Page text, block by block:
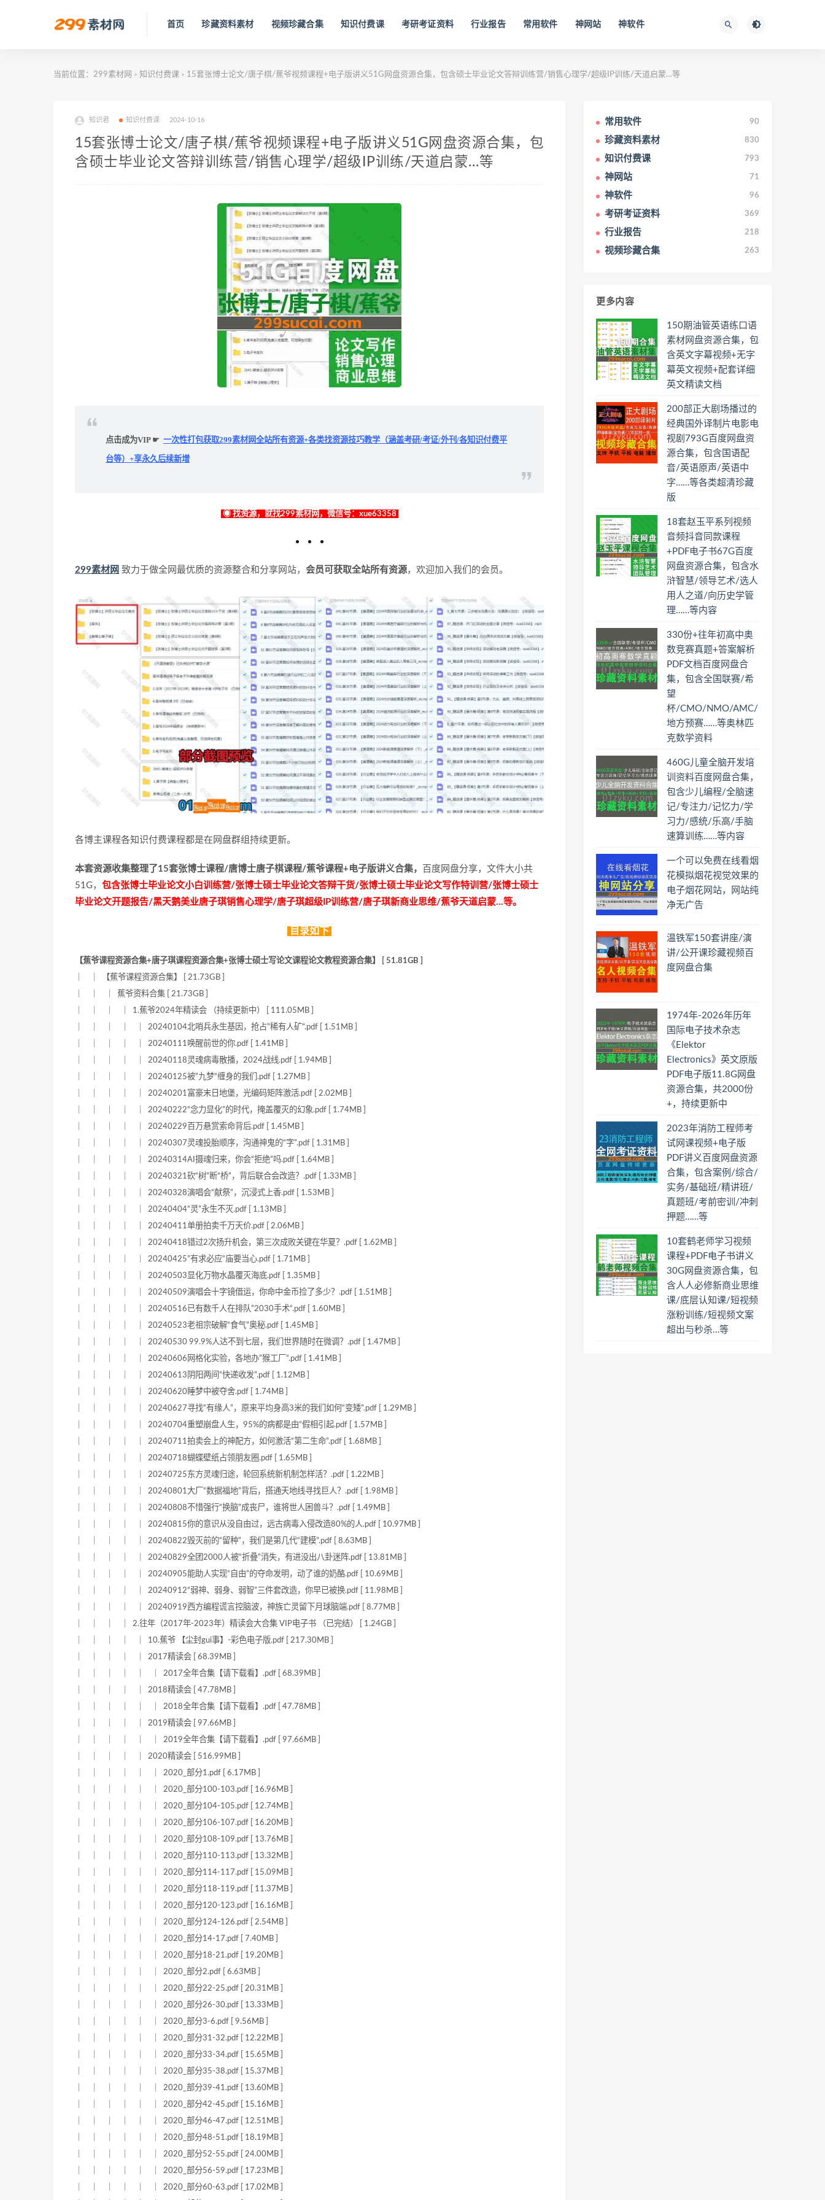
首页 珍藏资料素材 视频珍藏合集 知识付费课 考研考证资料 行业报告 常用软件 神网站 神软件
当前位置： 299素材网 > 知识付费课 > 15套张博士论文/唐子棋/蕉爷视频课程+电子版讲义51G网盘资源合集，包含硕士毕业论文答辩训练营/销售心理学/超级IP训练/天道启蒙…等
知识君 知识付费课 2024-10-16
15套张博士论文/唐子棋/蕉爷视频课程+电子版讲义51G网盘资源合集，包
含硕士毕业论文答辩训练营/销售心理学/超级IP训练/天道启蒙…等
点击成为VIP ☛ 一次性打包获取299素材网全站所有资源+各类找资源技巧教学（涵盖考研/考证/外刊/各知识付费平
台等）+享永久后续新增
◉ 找资源，就找299素材网，微信号：xue63358
299素材网 致力于做全网最优质的资源整合和分享网站， 会员可获取全站所有资源，欢迎加入我们的会员。
各博主课程各知识付费课程都是在网盘群组持续更新。
本套资源收集整理了15套张博士课程/唐博士唐子棋课程/蕉爷课程+电子版讲义合集，
百度网盘分享，文件大小共
51G， 包含张博士毕业论文小白训练营/张博士硕士毕业论文答辩干货/张博士硕士毕业论文写作特训营/张博士硕士
毕业论文开题报告/黑天鹅美业唐子琪销售心理学/唐子琪超级IP训练营/唐子琪新商业思维/蕉爷天道启蒙…等。
目录如下
【蕉爷课程资源合集+唐子琪课程资源合集+张博士硕士写论文课程论文教程资源合集】 [ 51.81GB ]
｜ ｜ 【蕉爷课程资源合集】 [ 21.73GB ]
｜ ｜ ｜ 蕉爷资料合集 [ 21.73GB ]
｜ ｜ ｜ ｜ 1.蕉爷2024年精读会 （持续更新中） [ 111.05MB ]
｜ ｜ ｜ ｜ ｜ 20240104北哨兵永生基因，抢占”稀有人矿“.pdf [ 1.51MB ]
｜ ｜ ｜ ｜ ｜ 20240111唤醒前世的你.pdf [ 1.41MB ]
｜ ｜ ｜ ｜ ｜ 20240118灵魂病毒散播，2024战线.pdf [ 1.94MB ]
｜ ｜ ｜ ｜ ｜ 20240125被”九梦“缠身的我们.pdf [ 1.27MB ]
｜ ｜ ｜ ｜ ｜ 20240201富豪末日地堡，光编码矩阵激活.pdf [ 2.02MB ]
｜ ｜ ｜ ｜ ｜ 20240222“念力显化”的时代，掩盖覆灭的幻象.pdf [ 1.74MB ]
｜ ｜ ｜ ｜ ｜ 20240229百万悬赏索命背后.pdf [ 1.45MB ]
｜ ｜ ｜ ｜ ｜ 20240307灵魂投胎顺序，沟通神鬼的“字”.pdf [ 1.31MB ]
｜ ｜ ｜ ｜ ｜ 20240314AI摄魂归来，你会“拒绝”吗.pdf [ 1.64MB ]
｜ ｜ ｜ ｜ ｜ 20240321砍“树”断“桥”，背后联合会改造？.pdf [ 1.33MB ]
｜ ｜ ｜ ｜ ｜ 20240328演唱会“献祭”，沉浸式上香.pdf [ 1.53MB ]
｜ ｜ ｜ ｜ ｜ 20240404“灵”永生不灭.pdf [ 1.13MB ]
｜ ｜ ｜ ｜ ｜ 20240411单册拍卖千万天价.pdf [ 2.06MB ]
｜ ｜ ｜ ｜ ｜ 20240418错过2次扬升机会，第三次成败关键在华夏？.pdf [ 1.62MB ]
｜ ｜ ｜ ｜ ｜ 20240425”有求必应“庙要当心.pdf [ 1.71MB ]
｜ ｜ ｜ ｜ ｜ 20240503显化万物水晶覆灭海底.pdf [ 1.35MB ]
｜ ｜ ｜ ｜ ｜ 20240509演唱会十字镜借运，你命中金币捡了多少？.pdf [ 1.51MB ]
｜ ｜ ｜ ｜ ｜ 20240516已有数千人在排队”2030手术“.pdf [ 1.60MB ]
｜ ｜ ｜ ｜ ｜ 20240523老祖宗破解“食气”奥秘.pdf [ 1.45MB ]
｜ ｜ ｜ ｜ ｜ 20240530 99.9%人达不到七层，我们世界随时在微调？.pdf [ 1.47MB ]
｜ ｜ ｜ ｜ ｜ 20240606网格化实验，各地办”猴工厂“.pdf [ 1.41MB ]
｜ ｜ ｜ ｜ ｜ 20240613阴阳两间“快递收发”.pdf [ 1.12MB ]
｜ ｜ ｜ ｜ ｜ 20240620睡梦中被夺舍.pdf [ 1.74MB ]
｜ ｜ ｜ ｜ ｜ 20240627寻找“有缘人”，原来平均身高3米的我们如何“变矮”.pdf [ 1.29MB ]
｜ ｜ ｜ ｜ ｜ 20240704重塑崩盘人生，95%的病都是由“假相引起.pdf [ 1.57MB ]
｜ ｜ ｜ ｜ ｜ 20240711拍卖会上的神配方，如何激活“第二生命”.pdf [ 1.68MB ]
｜ ｜ ｜ ｜ ｜ 20240718蝴蝶壁纸占领朋友圈.pdf [ 1.65MB ]
｜ ｜ ｜ ｜ ｜ 20240725东方灵魂归途，轮回系统新机制怎样活？.pdf [ 1.22MB ]
｜ ｜ ｜ ｜ ｜ 20240801大厂“数据福地”背后，搭通天地线寻找巨人？.pdf [ 1.98MB ]
｜ ｜ ｜ ｜ ｜ 20240808不惜强行“换脑”成丧尸，谁将世人困兽斗？.pdf [ 1.49MB ]
｜ ｜ ｜ ｜ ｜ 20240815你的意识从没自由过，远古病毒入侵改造80%的人.pdf [ 10.97MB ]
｜ ｜ ｜ ｜ ｜ 20240822毁灭前的“留种”，我们是第几代“建模”.pdf [ 8.63MB ]
｜ ｜ ｜ ｜ ｜ 20240829全团2000人被“折叠”消失，有进没出八卦迷阵.pdf [ 13.81MB ]
｜ ｜ ｜ ｜ ｜ 20240905能助人实现“自由”的夺命发明，动了谁的奶酪.pdf [ 10.69MB ]
｜ ｜ ｜ ｜ ｜ 20240912“弱神、弱身、弱智”三件套改造，你早已被换.pdf [ 11.98MB ]
｜ ｜ ｜ ｜ ｜ 20240919西方编程谎言控脑波，神族亡灵留下月球脑端.pdf [ 8.77MB ]
｜ ｜ ｜ ｜ 2.往年（2017年-2023年）精读会大合集 VIP电子书 （已完结） [ 1.24GB ]
｜ ｜ ｜ ｜ ｜ 10.蕉爷 【尘封gui事】-彩色电子版.pdf [ 217.30MB ]
｜ ｜ ｜ ｜ ｜ 2017精读会 [ 68.39MB ]
｜ ｜ ｜ ｜ ｜ ｜ 2017全年合集【请下载看】.pdf [ 68.39MB ]
｜ ｜ ｜ ｜ ｜ 2018精读会 [ 47.78MB ]
｜ ｜ ｜ ｜ ｜ ｜ 2018全年合集【请下载看】.pdf [ 47.78MB ]
｜ ｜ ｜ ｜ ｜ 2019精读会 [ 97.66MB ]
｜ ｜ ｜ ｜ ｜ ｜ 2019全年合集【请下载看】.pdf [ 97.66MB ]
｜ ｜ ｜ ｜ ｜ 2020精读会 [ 516.99MB ]
｜ ｜ ｜ ｜ ｜ ｜ 2020_部分1.pdf [ 6.17MB ]
｜ ｜ ｜ ｜ ｜ ｜ 2020_部分100-103.pdf [ 16.96MB ]
｜ ｜ ｜ ｜ ｜ ｜ 2020_部分104-105.pdf [ 12.74MB ]
｜ ｜ ｜ ｜ ｜ ｜ 2020_部分106-107.pdf [ 16.20MB ]
｜ ｜ ｜ ｜ ｜ ｜ 2020_部分108-109.pdf [ 13.76MB ]
｜ ｜ ｜ ｜ ｜ ｜ 2020_部分110-113.pdf [ 13.32MB ]
｜ ｜ ｜ ｜ ｜ ｜ 2020_部分114-117.pdf [ 15.09MB ]
｜ ｜ ｜ ｜ ｜ ｜ 2020_部分118-119.pdf [ 11.37MB ]
｜ ｜ ｜ ｜ ｜ ｜ 2020_部分120-123.pdf [ 16.16MB ]
｜ ｜ ｜ ｜ ｜ ｜ 2020_部分124-126.pdf [ 2.54MB ]
｜ ｜ ｜ ｜ ｜ ｜ 2020_部分14-17.pdf [ 7.40MB ]
｜ ｜ ｜ ｜ ｜ ｜ 2020_部分18-21.pdf [ 19.20MB ]
｜ ｜ ｜ ｜ ｜ ｜ 2020_部分2.pdf [ 6.63MB ]
｜ ｜ ｜ ｜ ｜ ｜ 2020_部分22-25.pdf [ 20.31MB ]
｜ ｜ ｜ ｜ ｜ ｜ 2020_部分26-30.pdf [ 13.33MB ]
｜ ｜ ｜ ｜ ｜ ｜ 2020_部分3-6.pdf [ 9.56MB ]
｜ ｜ ｜ ｜ ｜ ｜ 2020_部分31-32.pdf [ 12.22MB ]
｜ ｜ ｜ ｜ ｜ ｜ 2020_部分33-34.pdf [ 15.65MB ]
｜ ｜ ｜ ｜ ｜ ｜ 2020_部分35-38.pdf [ 15.37MB ]
｜ ｜ ｜ ｜ ｜ ｜ 2020_部分39-41.pdf [ 13.60MB ]
｜ ｜ ｜ ｜ ｜ ｜ 2020_部分42-45.pdf [ 15.16MB ]
｜ ｜ ｜ ｜ ｜ ｜ 2020_部分46-47.pdf [ 12.51MB ]
｜ ｜ ｜ ｜ ｜ ｜ 2020_部分48-51.pdf [ 18.19MB ]
｜ ｜ ｜ ｜ ｜ ｜ 2020_部分52-55.pdf [ 24.00MB ]
｜ ｜ ｜ ｜ ｜ ｜ 2020_部分56-59.pdf [ 17.23MB ]
｜ ｜ ｜ ｜ ｜ ｜ 2020_部分60-63.pdf [ 17.02MB ]
常用软件 90
珍藏资料素材 830
知识付费课 793
神网站 71
神软件 96
考研考证资料 369
行业报告 218
视频珍藏合集 263
更多内容
150期油管英语练口语
素材网盘资源合集，包
含英文字幕视频+无字
幕英文视频+配套详细
英文精读文档
200部正大剧场播过的
经典国外译制片电影电
视剧793G百度网盘资
源合集，包含国语配
音/英语原声/英语中
字……等各类超清珍藏
版
18套赵玉平系列视频
音频抖音同款课程
+PDF电子书67G百度
网盘资源合集，包含水
浒智慧/领导艺术/选人
用人之道/向历史学管
理……等内容
330份+往年初高中奥
数竞赛真题+答案解析
PDF文档百度网盘合
集，包含全国联赛/希
望
杯/CMO/NMO/AMC/
地方预赛……等奥林匹
克数学资料
460G儿童全脑开发培
训资料百度网盘合集，
包含少儿编程/全脑速
记/专注力/记忆力/学
习力/感统/乐高/手脑
速算训练……等内容
一个可以免费在线看烟
花模拟烟花视觉效果的
电子烟花网站，网站纯
净无广告
温铁军150套讲座/演
讲/公开课珍藏视频百
度网盘合集
1974年-2026年历年
国际电子技术杂志
《Elektor
Electronics》英文原版
PDF电子版11.8G网盘
资源合集，共2000份
+，持续更新中
2023年消防工程师考
试网课视频+电子版
PDF讲义百度网盘资源
合集，包含案例/综合/
实务/基础班/精讲班/
真题班/考前密训/冲刺
押题……等
10套鹤老师学习视频
课程+PDF电子书讲义
30G网盘资源合集，包
含人人必修新商业思维
课/底层认知课/短视频
涨粉训练/短视频文案
超出与秒杀…等